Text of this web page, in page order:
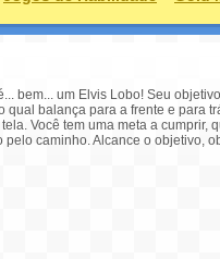
bem... um Elvis Lobo! Seu
qual balança para a frente e para
Você tem uma meta a
caminho. Alcance o objetivo,